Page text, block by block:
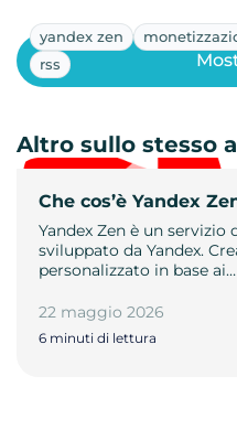
yandex zen
rss
Che cos’è Yandex
Yandex Zen è un servizio
sviluppato da Yandex.
personalizzato in base ai…
22 maggio 2026
6 minuti di lettura
Altro sullo stesso